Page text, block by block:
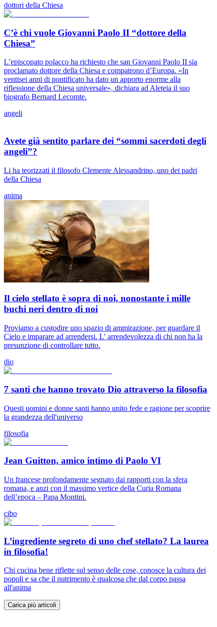
dottori della Chiesa
C’è chi vuole Giovanni Paolo II “dottore della
Chiesa”
L’episcopato polacco ha richiesto che san Giovanni Paolo II sia
proclamato dottore della Chiesa e compatrono d’Europa. «In
ventisei anni di pontificato ha dato un apporto enorme alla
riflessione della Chiesa universale», dichiara ad Aleteia il suo
biografo Bernard Lecomte.
angeli
Avete già sentito parlare dei “sommi sacerdoti degli
angeli”?
Li ha teorizzati il filosofo Clemente Alessandrino, uno dei padri
della Chiesa
anima
Il cielo stellato è sopra di noi, nonostante i mille
buchi neri dentro di noi
Proviamo a custodire uno spazio di ammirazione, per guardare il
Cielo e imparare ad arrendersi. L' arrendevolezza di chi non ha la
presunzione di controllare tutto.
dio
7 santi che hanno trovato Dio attraverso la filosofia
Questi uomini e donne santi hanno unito fede e ragione per scoprire
la grandezza dell'universo
filosofia
Jean Guitton, amico intimo di Paolo VI
Un francese profondamente segnato dai rapporti con la sfera
romana, e anzi con il massimo vertice della Curia Romana
dell’epoca – Papa Montini.
cibo
L’ingrediente segreto di uno chef stellato? La laurea
in filosofia!
Chi cucina bene riflette sul senso delle cose, conosce la cultura dei
popoli e sa che il nutrimento è qualcosa che dal corpo passa
all'anima
Carica più articoli